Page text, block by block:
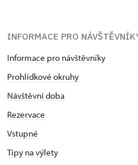
INFORMACE PRO
Informace pro návštěvníky
Prohlídkové okruhy
Návštěvní doba
Rezervace
Vstupné
Tipy na výlety